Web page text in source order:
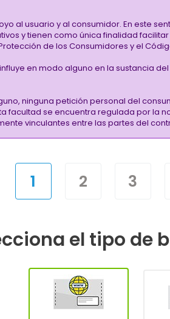
al usuario y al consumidor. En este
y tienen como única finalidad
de los Consumidores y el
en modo alguno en la sustancia
ninguna petición personal del
facultad se encuentra regulada por la
vinculantes entre las partes del
1 2 3
el tipo de